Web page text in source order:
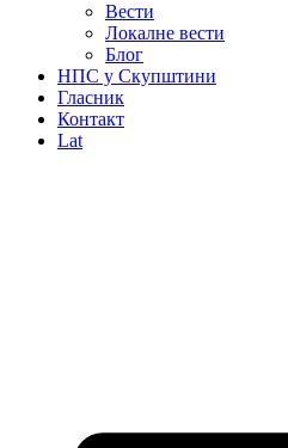
Вести
Локалне вести
Блог
НПС у Скупштини
Гласник
Контакт
Lat